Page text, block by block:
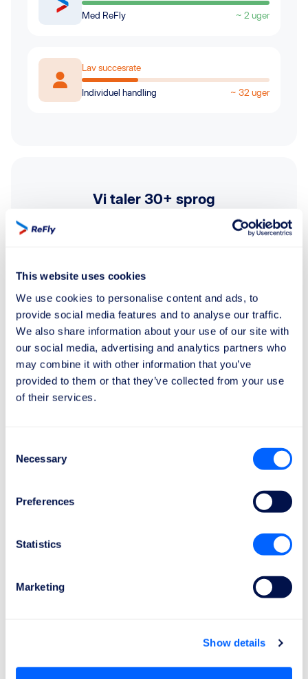
This website uses cookies
We use cookies to personalise content and ads, to
provide social media features and to analyse our traffic.
We also share information about your use of our site with
our social media, advertising and analytics partners who
may combine it with other information that you’ve
provided to them or that they’ve collected from your use
of their services.
Selection
Necessary
Preferences
Statistics
Marketing
Show details
Med ReFly ~ 2 uger
Lav succesrate
Individuel handling ~ 32 uger
Vi taler 30+ sprog
Få support 24/7 over hele verden på dit sprog med
Ingen betaling, hvis vi ikke vinder
ReFly hjælper dig med: